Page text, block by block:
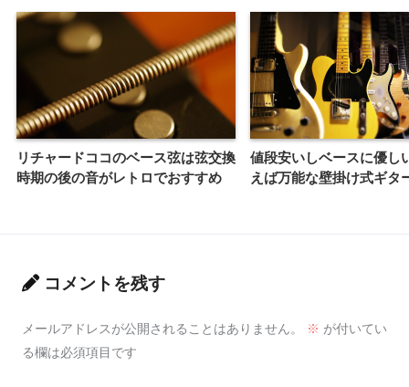
リチャードココのベース弦は弦交換
時期の後の音がレトロでおすすめ
値段安いしベースに優し
えば万能な壁掛け式ギタ
コメントを残す
メールアドレスが公開されることはありません。 ※ が付いてい
る欄は必須項目です